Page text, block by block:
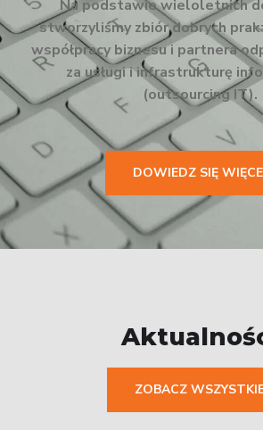
Na podstawie wieloletnich
stworzyliśmy zbiór dobrych
współpracy biznesu i partnera
za usługi i infrastrukturę
(outsourcing IT).
DOWIEDZ SIĘ
ZOBACZ